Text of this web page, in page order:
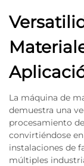
La máquina de
demuestra una
procesamiento
convirtiéndose
instalaciones de
múltiples